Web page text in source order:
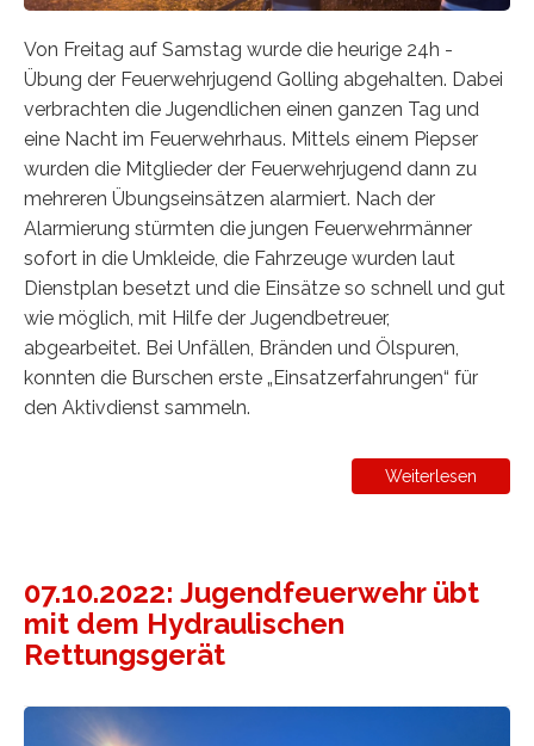
Von Freitag auf Samstag wurde die heurige 24h -
Übung der Feuerwehrjugend Golling abgehalten. Dabei
verbrachten die Jugendlichen einen ganzen Tag und
eine Nacht im Feuerwehrhaus. Mittels einem Piepser
wurden die Mitglieder der Feuerwehrjugend dann zu
mehreren Übungseinsätzen alarmiert. Nach der
Alarmierung stürmten die jungen Feuerwehrmänner
sofort in die Umkleide, die Fahrzeuge wurden laut
Dienstplan besetzt und die Einsätze so schnell und gut
wie möglich, mit Hilfe der Jugendbetreuer,
abgearbeitet. Bei Unfällen, Bränden und Ölspuren,
konnten die Burschen erste „Einsatzerfahrungen“ für
den Aktivdienst sammeln.
Weiterlesen
07.10.2022: Jugendfeuerwehr übt
mit dem Hydraulischen
Rettungsgerät